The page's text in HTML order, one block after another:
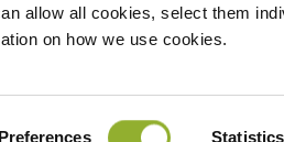
allow all cookies, select them
on how we use cookies.
Preferences Statistics
que necesitan
de nuestros
de confidencialidad